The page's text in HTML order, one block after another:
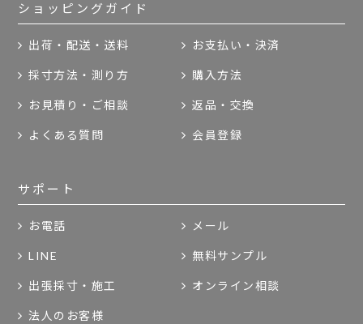
ショッピングガイド
出荷・配送・送料 お支払い・決済
採寸方法・測り方 購入方法
お見積り・ご相談 返品・交換
よくある質問 会員登録
サポート
お電話 メール
LINE 無料サンプル
出張採寸・施工 オンライン相談
法人のお客様